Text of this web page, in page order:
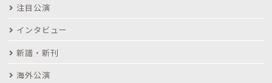
注目公演
インタビュー
新譜・新刊
海外公演